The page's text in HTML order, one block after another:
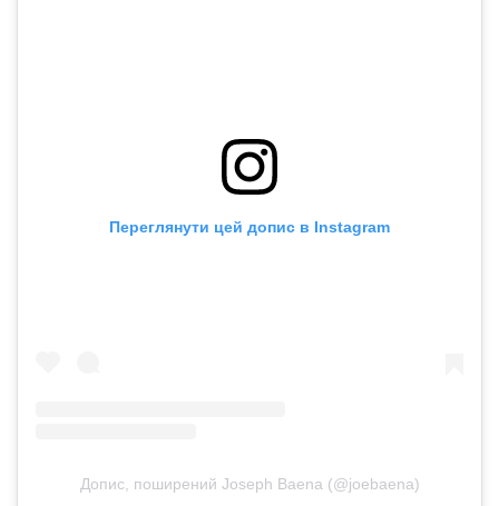
Переглянути цей допис в Instagram
Допис, поширений Joseph Baena (@joebaena)